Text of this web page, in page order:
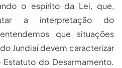
o espírito da Lei, que,
a interpretação do
que situações
Jundiaí devem caracterizar
do Desarmamento.